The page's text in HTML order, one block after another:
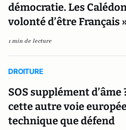
démocratie. Les
volonté d’être Français
1 min de lecture
DROITURE
SOS supplément d’âme
cette autre voie
technique que défend